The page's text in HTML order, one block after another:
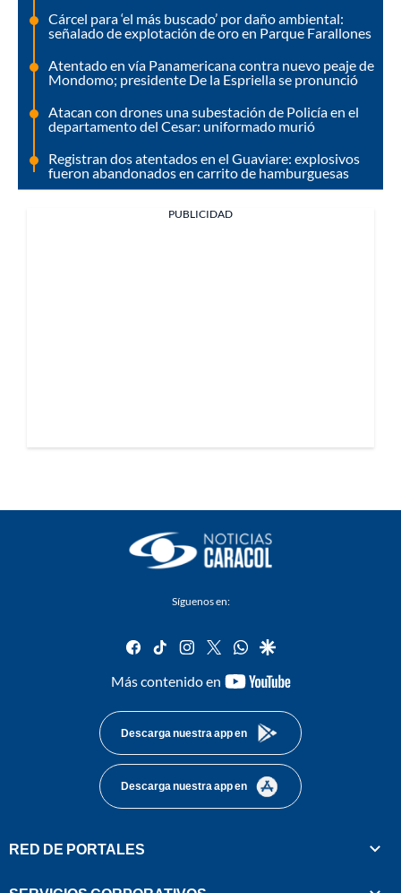
Cárcel para ‘el más buscado’ por daño ambiental:
señalado de explotación de oro en Parque Farallones
Atentado en vía Panamericana contra nuevo peaje de
Mondomo; presidente De la Espriella se pronunció
Atacan con drones una subestación de Policía en el
departamento del Cesar: uniformado murió
Registran dos atentados en el Guaviare: explosivos
fueron abandonados en carrito de hamburguesas
PUBLICIDAD
Síguenos en:
facebook
tiktok instagram
twitterwhatsapp
google
Más contenido en
youtube-
Descarga nuestra app en
Descarga nuestra app en
RED DE PORTALES